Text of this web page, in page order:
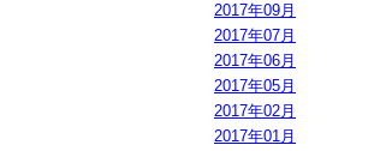
2017年09月
2017年07月
2017年06月
2017年05月
2017年02月
2017年01月